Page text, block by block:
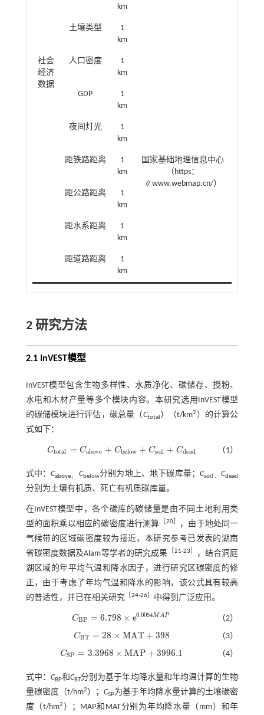
km
土壤类型
1
km
社会
经济
数据
人口密度
1
km
GDP
1
km
夜间灯光
1
km
距铁路距离
1
km
国家基础地理信息中心
（https：
∥www.webmap.cn/）
距公路距离
1
km
距水系距离
1
km
距道路距离
1
km
2 研究方法
2.1 InVEST模型
InVEST模型包含生物多样性、水质净化、碳储存、授粉、
水电和木材产量等多个模块内容。本研究选用InVEST模型
的碳储模块进行评估，碳总量（Ctotal ）（t/km2 ）的计算公
式如下：
Ctotal = Cabove + Cbelow + Csoil + Cdead
Ctotal =Ca bove+C be ow+Cso il+ Cdead （1）
式中：Cabove， Cbelow分别为地上、地下碳库量；Csoil 、Cdead
分别为土壤有机质、死亡有机质碳库量。
在InVEST模型中，各个碳库的碳储量是由不同土地利用类
型的面积乘以相应的碳密度进行测算
20］
，由于地处同一
气候带的区域碳密度较为接近，本研究参考已发表的湖南
省碳密度数据及Alam等学者的研究成果
21-23
，结合洞庭
湖区域的年平均气温和降水因子，进行研究区碳密度的修
正，由于考虑了年均气温和降水的影响，该公式具有较高
的普适性，并已在相关研究
24-26］ 中得到广泛应用。
CBP = 6.798 × e0.0054M AP
CBP= 6.798×e0.0054MAP （2）
CBT = 28 × MAT + 398
CBT= 28×MA T+ 398 （3）
CSP = 3.3968 × MAP + 3996.1
CSP= 3.3968×MA P+ 3996.1 （4）
式中： CBP和CBT分别为基于年均降水量和年均温计算的生物
量碳密度（t/hm2）； CSP为基于年均降水量计算的土壤碳密
度（t/hm2 ）；MAP和MAT分别为年均降水量（mm）和年